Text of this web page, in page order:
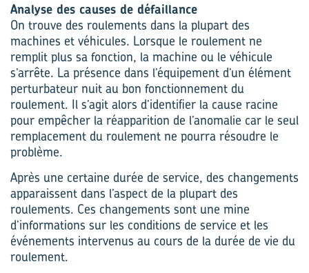
Analyse des causes de défaillance
On trouve des roulements dans la plupart des
machines et véhicules. Lorsque le roulement ne
remplit plus sa fonction, la machine ou le véhicule
s’arrête. La présence dans l’équipement d’un élément
perturbateur nuit au bon fonctionnement du
roulement. Il s’agit alors d’identifier la cause racine
pour empêcher la réapparition de l’anomalie car le seul
remplacement du roulement ne pourra résoudre le
problème.
Après une certaine durée de service, des changements
apparaissent dans l’aspect de la plupart des
roulements. Ces changements sont une mine
d’informations sur les conditions de service et les
événements intervenus au cours de la durée de vie du
roulement.